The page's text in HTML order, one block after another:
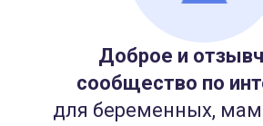
Доброе и
сообщество по
для беременных, мам